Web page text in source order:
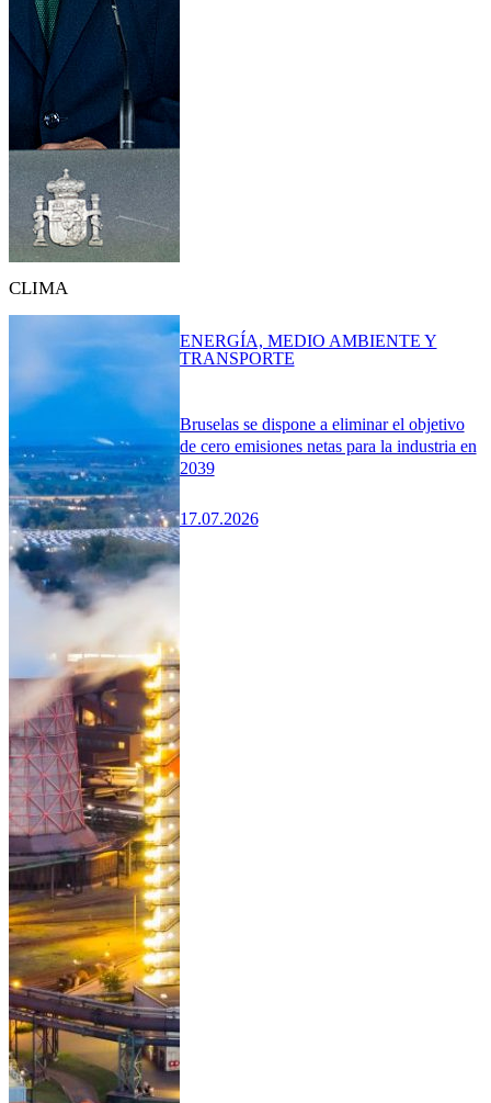
CLIMA
Bruselas se dispone a eliminar el objetivo
de cero emisiones netas para la industria en
2039
17.07.2026
ENERGÍA, MEDIO AMBIENTE Y
TRANSPORTE